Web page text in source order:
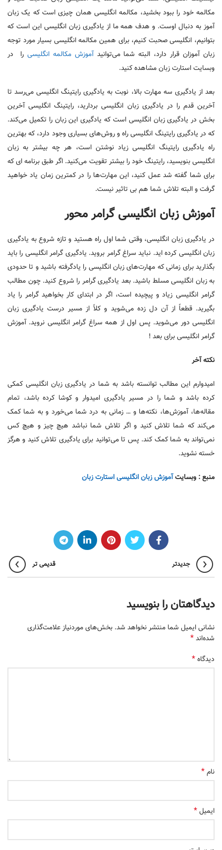
مکالمه خود را ببود بخشید، مکالمه انگلیسی همان چیزی است که یک زبان
آموز به دنبال اوست. و هدف همه ما از یادگیری زبان انگلیسی این است که
بتوانیم، انگلیسی صحبت کنیم، برای همین مکالمه انگلیسی بسیار مورد توجه
زبان آموزان قرار دارد، البته شما می‌توانیدآموزش مکالمه انگلیسی را در
وبسایت استارت زبان مشاهده کنید.
بعد از یادگیری سه مهارت بالا، نوبت به یادگیری رایتینگ انگلیسی می‌رسد تا
آخرین قدم را در یادگیری زبان انگلیسی بردارید، رایتینگ انگلیسی آخرین
بخش در یادگیری زبان انگلیسی است که یادگیری این زبان را تکمیل می‌کند.
که در یادگیری رایتینگ انگلیسی راه و روش‌های بسیاری وجود دارد، که بهترین
راه یادگیری رایتینگ انگلیسی زیاد نوشتن است، هر چه بیشتر به زبان
انگلیسی بنویسید، رایتینگ خود را بیشتر تقویت می‌کنید. اگر طبق برنامه ای که
برای شما گفته شد عمل کنید، این مهارت‌ها را در کمترین زمان یاد خواهید
گرفت و البته تلاش شما هم بی تاثیر نیست.
آموزش زبان انگلیسی گرامر محور
در یادگیری زبان انگلیسی، وقتی شما اول راه هستید و تازه شروع به یادگیری
زبان انگلیسی کرده اید. نباید سراغ گرامر بروید. یادگیری گرامر انگلیسی را باید
بگذارید برای زمانی که مهارت‌های زبان انگلیسی را یادگرفته باشید و تا حدودی
به زبان انگلیسی مسلط باشید. بعد یادگیری گرامر را شروع کنید. چون مطالب
گرامر انگلیسی زیاد و پیچیده است، اگر در ابتدای کار بخواهید گرامر را یاد
بگیرید. قطعاً از آن دل زده می‌شوید و کلاً از مسیر درست یادگیری زبان
انگلیسی دور می‌شوید. پس اول از همه سراغ گرامر انگلیسی نروید. آموزش
گرامر انگلیسی برای بعد !
نکته آخر
امیدوارم این مطالب توانسته باشد به شما در یادگیری زبان انگلیسی کمکی
کرده باشد و شما را در مسیر یادگیری امیدوار و کوشا کرده باشد، تمام
مقاله‌ها، آموزش‌ها، نکته‌ها و … زمانی به درد شما می‌خورد و به شما کمک
می‌کند که شما تلاش کنید و اگر تلاش شما نباشد هیچ چیز و هیچ کس
نمی‌تواند به شما کمک کند. پس تا می‌توانید برای یادگیری تلاش کنید و هرگز
خسته نشوید.
منبع : وبسایتآموزش زبان انگلیسی استارت زبان
جدیدتر قدیمی تر
دیدگاهتان را بنویسید
نشانی ایمیل شما منتشر نخواهد شد. بخش‌های موردنیاز علامت‌گذاری
شده‌اند*
دیدگاه*
نام*
ایمیل*